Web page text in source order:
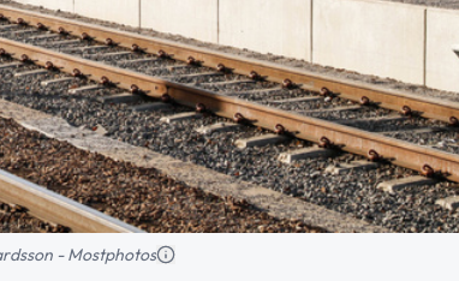
- Mostphotos